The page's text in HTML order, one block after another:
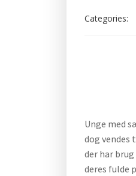
Categories:
Unge med
dog vendes
der har
deres fulde